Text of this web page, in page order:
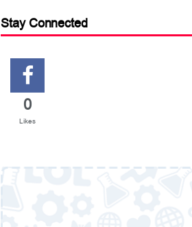
Stay Connected
0
Likes